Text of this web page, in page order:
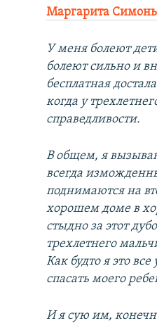
Маргарита
У меня болеют
болеют сильно и
бесплатная
когда у
справедливости.
В общем, я
всегда
поднимаются на
хорошем доме в
стыдно за этот
трехлетнего
Как будто я это
спасать моего
И я сую им,